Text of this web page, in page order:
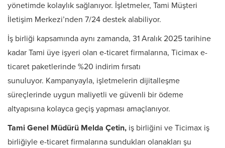
yönetimde kolaylık sağlanıyor. İşletmeler, Tami Müşteri
İletişim Merkezi’nden 7/24 destek alabiliyor.
İş birliği kapsamında aynı zamanda, 31 Aralık 2025 tarihine
kadar Tami üye işyeri olan e-ticaret firmalarına, Ticimax e-
ticaret paketlerinde %20 indirim fırsatı
sunuluyor. Kampanyayla, işletmelerin dijitalleşme
süreçlerinde uygun maliyetli ve güvenli bir ödeme
altyapısına kolayca geçiş yapması amaçlanıyor.
Tami Genel Müdürü Melda Çetin, iş birliğini ve Ticimax iş
birliğiyle e-ticaret firmalarına sundukları olanakları şu